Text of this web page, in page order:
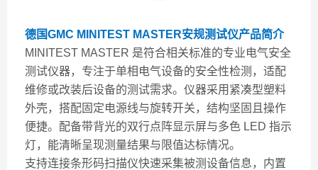
德国GMC MINITEST MASTER安规测试仪产品简介
MINITEST MASTER 是符合相关标准的专业电气安全
测试仪器，专注于单相电气设备的安全性检测，适配
维修或改装后设备的测试需求。仪器采用紧凑型塑料
外壳，搭配固定电源线与旋转开关，结构坚固且操作
便捷。配备带背光的双行点阵显示屏与多色 LED 指示
灯，能清晰呈现测量结果与限值达标情况。
支持连接条形码扫描仪快速采集被测设备信息，内置